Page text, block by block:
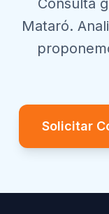
Consulta
Mataró.
Solicitar